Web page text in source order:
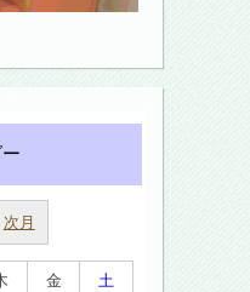
次月
金 土